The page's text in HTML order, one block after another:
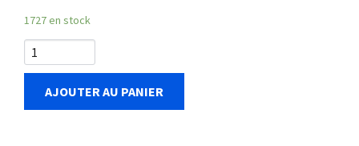
1727 en stock
AJOUTER AU PANIER